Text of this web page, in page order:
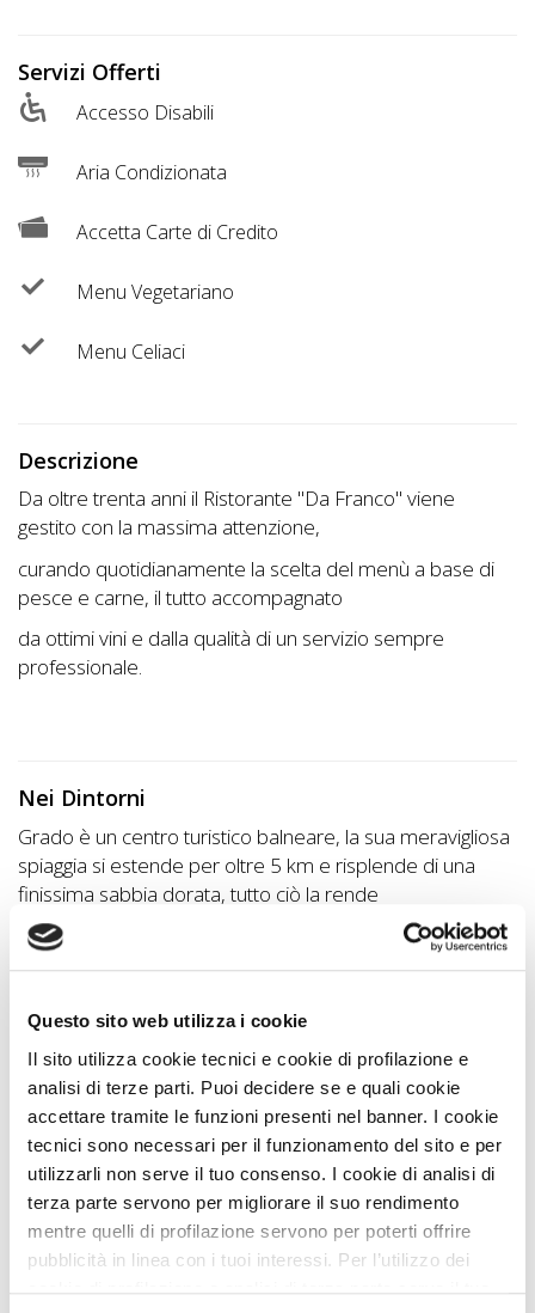
Questo sito web utilizza i cookie
Il sito utilizza cookie tecnici e cookie di profilazione e
analisi di terze parti. Puoi decidere se e quali cookie
accettare tramite le funzioni presenti nel banner. I cookie
tecnici sono necessari per il funzionamento del sito e per
utilizzarli non serve il tuo consenso. I cookie di analisi di
terza parte servono per migliorare il suo rendimento
mentre quelli di profilazione servono per poterti offrire
pubblicità in linea con i tuoi interessi. Per l’utilizzo dei
SCONTO
Tutorial
Lavora
con
Accedi
Registrati
Servizi Offerti
Accesso Disabili
Aria Condizionata
Accetta Carte di Credito
Menu Vegetariano
Menu Celiaci
Descrizione
Da oltre trenta anni il Ristorante "Da Franco" viene
gestito con la massima attenzione,
curando quotidianamente la scelta del menù a base di
pesce e carne, il tutto accompagnato
da ottimi vini e dalla qualità di un servizio sempre
professionale.
Nei Dintorni
Grado è un centro turistico balneare, la sua meravigliosa
spiaggia si estende per oltre 5 km e risplende di una
finissima sabbia dorata, tutto ciò la rende
particolarmente indicata per i bambini. Il centro storico
dell'isola è un susseguirsi di incantevoli calli e di graziosi
campielli, mentre nella zona pedonale troverete tutti i
negozi per il vostro shopping. Splendida è la laguna ricca
di flora e fauna, meta ideale per varie escursioni che vi
permetteranno di visitare il Santuario di Barbana e le
vecchie dimore dei pescatori gradesi, i casoni.
+
−